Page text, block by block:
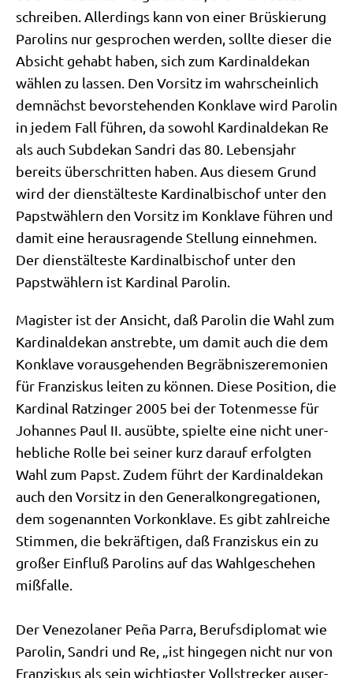
schrei­ben. Aller­dings kann von einer Brüs­kie­rung
Paro­lins nur gespro­chen wer­den, soll­te die­ser die
Absicht gehabt haben, sich zum Kar­di­nal­de­kan
wäh­len zu las­sen. Den Vor­sitz im wahr­schein­lich
dem­nächst bevor­ste­hen­den Kon­kla­ve wird Paro­lin
in jedem Fall füh­ren, da sowohl Kar­di­nal­de­kan Re
als auch Sub­de­kan Sand­ri das 80. Lebens­jahr
bereits über­schrit­ten haben. Aus die­sem Grund
wird der dienst­äl­te­ste Kar­di­nal­bi­schof unter den
Papst­wäh­lern den Vor­sitz im Kon­kla­ve füh­ren und
damit eine her­aus­ra­gen­de Stel­lung ein­neh­men.
Der dienst­äl­te­ste Kar­di­nal­bi­schof unter den
Papst­wäh­lern ist Kar­di­nal Parolin.
Magi­ster ist der Ansicht, daß Paro­lin die Wahl zum
Kar­di­nal­de­kan anstreb­te, um damit auch die dem
Kon­kla­ve vor­aus­ge­hen­den Begräb­nis­ze­re­mo­nien
für Fran­zis­kus lei­ten zu kön­nen. Die­se Posi­ti­on, die
Kar­di­nal Ratz­in­ger 2005 bei der Toten­mes­se für
Johan­nes Paul II. aus­üb­te, spiel­te eine nicht uner­
heb­li­che Rol­le bei sei­ner kurz dar­auf erfolg­ten
Wahl zum Papst. Zudem führt der Kar­di­nal­de­kan
auch den Vor­sitz in den Gene­ral­kon­gre­ga­tio­nen,
dem soge­nann­ten Vor­kon­kla­ve. Es gibt zahl­rei­che
Stim­men, die bekräf­ti­gen, daß Fran­zis­kus ein zu
gro­ßer Ein­fluß Paro­lins auf das Wahl­ge­sche­hen
miß­fal­le.
Der Vene­zo­la­ner Peña Par­ra, Berufs­di­plo­mat wie
Paro­lin, Sand­ri und Re, „ist hin­ge­gen nicht nur von
Fran­zis­kus als sein wich­tig­ster Voll­strecker aus­er­